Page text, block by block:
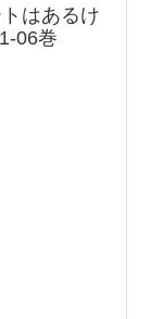
はあるけ
06巻